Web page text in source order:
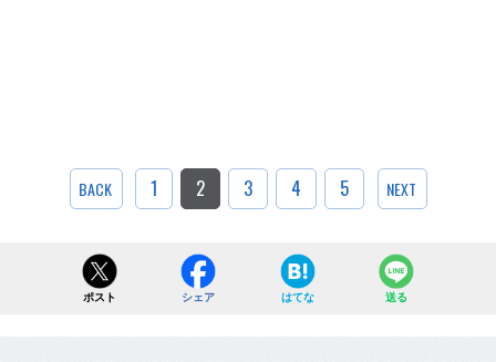
BACK 1 2 3 4 5 NEXT
ポスト シェア はてな 送る